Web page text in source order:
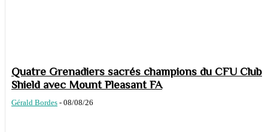
Quatre Grenadiers sacrés champions du CFU Club
Shield avec Mount Pleasant FA
Gérald Bordes - 08/08/26